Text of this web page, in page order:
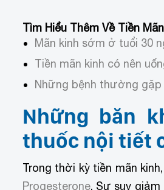
Tìm Hiểu Thêm Về Tiền
Mãn kinh sớm ở tuổi 30
Tiền mãn kinh có nên
Những bệnh thường gặp
Những băn
thuốc nội tiết
Trong thời kỳ tiền mãn
Progesterone. Sự suy giảm